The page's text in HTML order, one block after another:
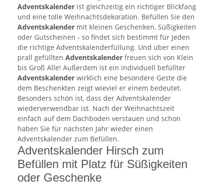
Adventskalender ist gleichzeitig ein richtiger Blickfang
und eine tolle Weihnachtsdekoration. Befüllen Sie den
Adventskalender mit kleinen Geschenken, Süßigkeiten
oder Gutscheinen - so findet sich bestimmt für Jeden
die richtige Adventskalenderfüllung. Und über einen
prall gefüllten Adventskalender freuen sich von Klein
bis Groß Alle! Außerdem ist ein individuell befüllter
Adventskalender wirklich eine besondere Geste die
dem Beschenkten zeigt wieviel er einem bedeutet.
Besonders schön ist, dass der Adventskalender
wiederverwendbar ist. Nach der Weihnachtszeit
einfach auf dem Dachboden verstauen und schon
haben Sie für nächsten Jahr wieder einen
Adventskalender zum Befüllen.
Adventskalender Hirsch zum
Befüllen mit Platz für Süßigkeiten
oder Geschenke